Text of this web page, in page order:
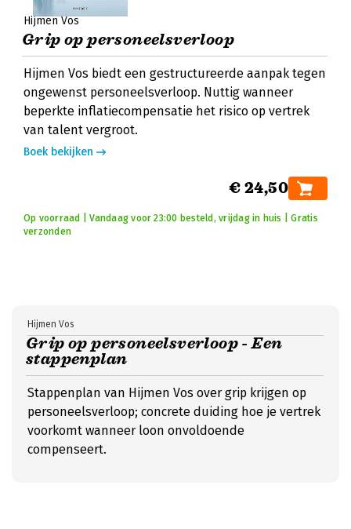
Hijmen Vos
Grip op personeelsverloop
Hijmen Vos biedt een gestructureerde aanpak tegen
ongewenst personeelsverloop. Nuttig wanneer
beperkte inflatiecompensatie het risico op vertrek
van talent vergroot.
Boek bekijken
€ 24,50
Op voorraad | Vandaag voor 23:00 besteld, vrijdag in huis | Gratis
verzonden
Grip op personeelsverloop - Een
stappenplan
Hijmen Vos
Stappenplan van Hijmen Vos over grip krijgen op
personeelsverloop; concrete duiding hoe je vertrek
voorkomt wanneer loon onvoldoende
compenseert.